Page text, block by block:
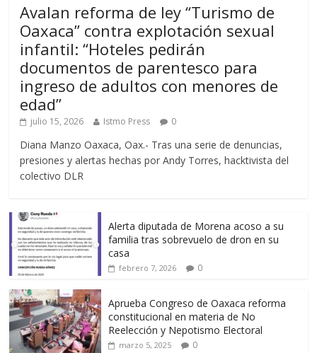
Avalan reforma de ley “Turismo de
Oaxaca” contra explotación sexual
infantil: “Hoteles pedirán
documentos de parentesco para
ingreso de adultos con menores de
edad”
julio 15, 2026 Istmo Press 0
Diana Manzo Oaxaca, Oax.- Tras una serie de denuncias,
presiones y alertas hechas por Andy Torres, hacktivista del
colectivo DLR
Alerta diputada de Morena acoso a su
familia tras sobrevuelo de dron en su
casa
febrero 7, 2026 0
Aprueba Congreso de Oaxaca reforma
constitucional en materia de No
Reelección y Nepotismo Electoral
marzo 5, 2025 0